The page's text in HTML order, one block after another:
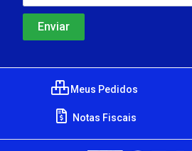
Meus Pedidos
Notas Fiscais